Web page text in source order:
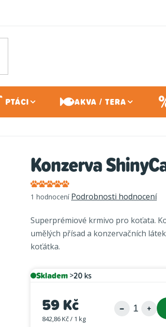
PTÁCI AKVA / TERA
Konzerva
Průměrné
hodnocení
je
5,0
z
hvězdiček.
1 hodnocení Podrobnosti hodnocení
Superprémiové krmivo pro koťata.
umělých přísad a konzervačních
koťátka.
Skladem>20 ks
59 Kč
Měrná cena:
842,86 Kč / 1 kg